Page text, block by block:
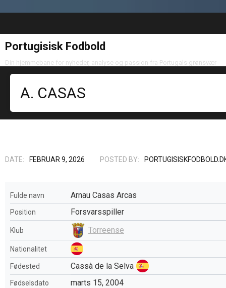
Portugisisk Fodbold
Din hjemmebane for nyheder, analyse og passion fra Portugals grønsvær
A. CASAS
DATE: FEBRUAR 9, 2026 POSTED BY:
Fulde navn Arnau Casas Arcas
Position Forsvarsspiller
Klub Torreense
Nationalitet
Fødested Cassà de la Selva
Fødselsdato marts 15, 2004